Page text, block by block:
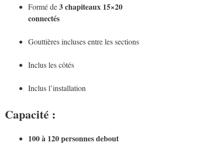
Formé de3 chapiteaux 15×20
connectés
Gouttières incluses entre les sections
Inclus les côtés
Inclus l’installation
Capacité :
100 à 120 personnes debout